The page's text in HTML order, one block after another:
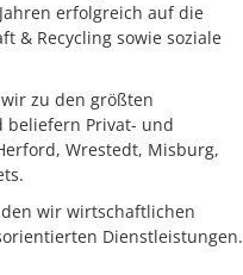
erfolgreich auf die
& Recycling sowie soziale
zu den größten
beliefern Privat- und
Wrestedt, Misburg,
wir wirtschaftlichen
Dienstleistungen.